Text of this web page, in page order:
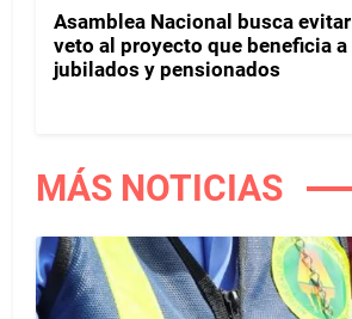
Asamblea Nacional busca evitar
veto al proyecto que beneficia a
jubilados y pensionados
MÁS NOTICIAS